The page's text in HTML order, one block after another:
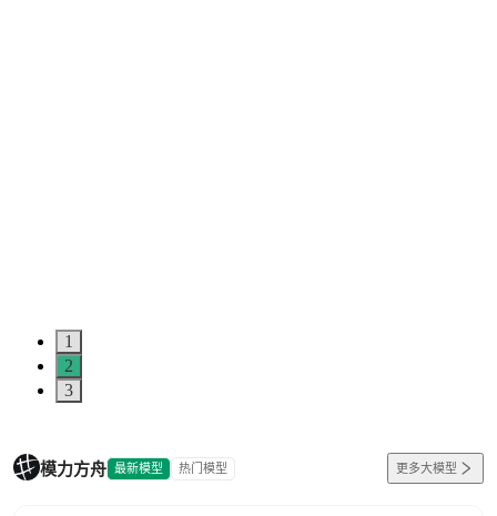
1
2
3
模力方舟 最新模型 热门模型 更多大模型